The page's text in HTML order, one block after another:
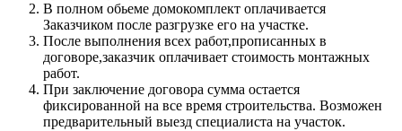
В полном обьеме домокомплект оплачивается
Заказчиком после разгрузке его на участке.
После выполнения всех работ,прописанных в
договоре,заказчик оплачивает стоимость монтажных
работ.
При заключение договора сумма остается
фиксированной на все время строительства. Возможен
предварительный выезд специалиста на участок.